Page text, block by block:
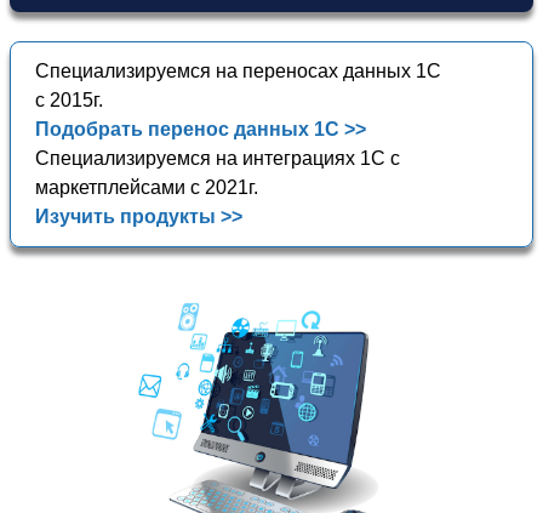
Специализируемся на переносах данных 1С
с 2015г.
Подобрать перенос данных 1С >>
Специализируемся на интеграциях 1С с
маркетплейсами с 2021г.
Изучить продукты >>